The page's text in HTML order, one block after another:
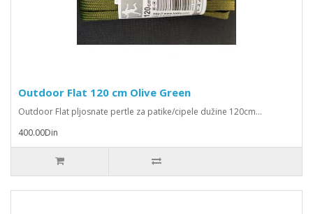
Outdoor Flat 120 cm Olive Green
Outdoor Flat pljosnate pertle za patike/cipele dužine 120cm...
400.00Din